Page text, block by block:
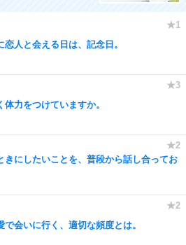
恋人と会える日は、記念日。
体力をつけていますか。
きにしたいことを、普段から話し合ってお
で会いに行く、適切な頻度とは。